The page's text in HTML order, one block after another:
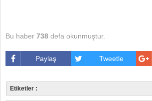
Bu haber 738 defa okunmuştur.
Paylaş Tweetle
Etiketler :